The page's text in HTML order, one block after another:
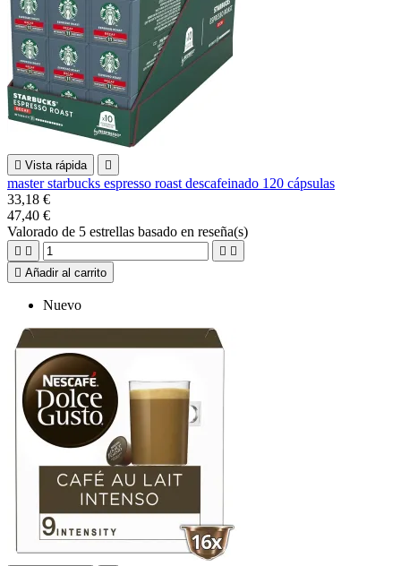
 Vista rápida 
master starbucks espresso roast descafeinado 120 cápsulas
33,18 €
47,40 €
Valorado de 5 estrellas basado en reseña(s)
   
 Añadir al carrito
Nuevo